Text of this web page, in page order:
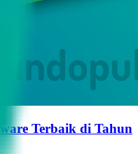
Terbaik di Tahun